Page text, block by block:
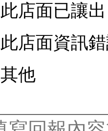
此店面已讓出
此店面資訊
其他